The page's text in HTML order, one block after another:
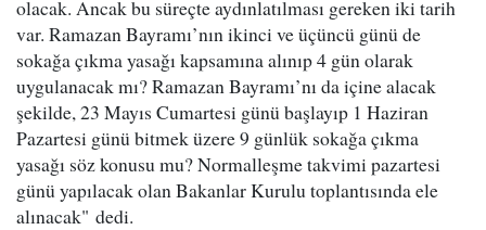
olacak. Ancak bu süreçte aydınlatılması gereken iki tarih
var. Ramazan Bayramı’nın ikinci ve üçüncü günü de
sokağa çıkma yasağı kapsamına alınıp 4 gün olarak
uygulanacak mı? Ramazan Bayramı’nı da içine alacak
şekilde, 23 Mayıs Cumartesi günü başlayıp 1 Haziran
Pazartesi günü bitmek üzere 9 günlük sokağa çıkma
yasağı söz konusu mu? Normalleşme takvimi pazartesi
günü yapılacak olan Bakanlar Kurulu toplantısında ele
alınacak" dedi.